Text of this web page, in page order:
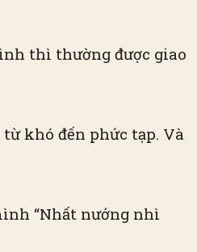
thì thường được giao
khó đến phức tạp. Và
“Nhất nướng nhì